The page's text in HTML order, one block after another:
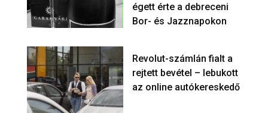
égett érte a debreceni
Bor- és Jazznapokon
Revolut-számlán fialt a
rejtett bevétel – lebukott
az online autókereskedő